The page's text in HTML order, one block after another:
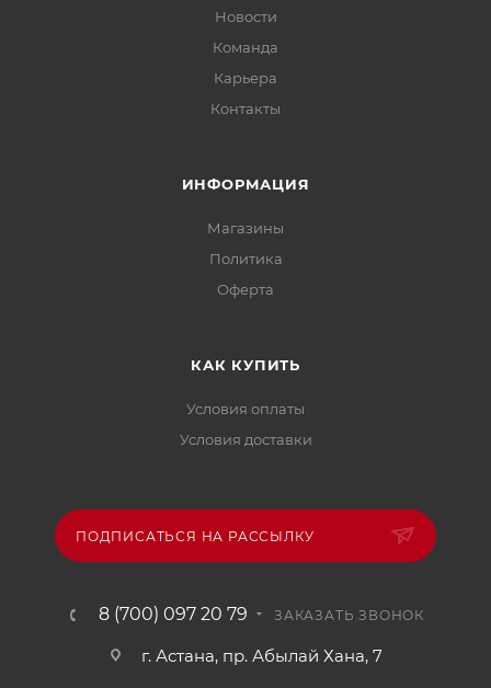
Новости
Команда
Карьера
Контакты
ИНФОРМАЦИЯ
Магазины
Политика
Офертa
КАК КУПИТЬ
Условия оплаты
Условия доставки
ПОДПИСАТЬСЯ НА РАССЫЛКУ
8 (700) 097 20 79 ЗАКАЗАТЬ ЗВОНОК
г. Астана, пр. Абылай Хана, 7